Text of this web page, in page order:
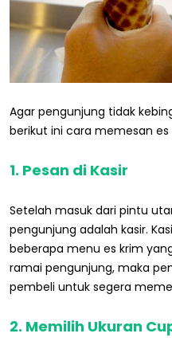
Agar pengunjung tidak
berikut ini cara memesan
1. Pesan di Kasir
Setelah masuk dari pintu
pengunjung adalah kasir.
beberapa menu es krim
ramai pengunjung, maka
pembeli untuk segera
2. Memilih Ukuran